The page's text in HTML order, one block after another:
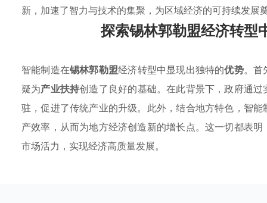
新，加速了智力与技术的集聚，为区域经济的可持续发展
探索锡林郭勒盟经济转型
智能制造在锡林郭勒盟经济转型中显现出独特的优势。首
疑为产业扶持创造了良好的基础。在此背景下，政府通过
驻，促进了传统产业的升级。此外，结合地方特色，智
产效率，从而为地方经济创造新的增长点。这一切都表
市场活力，实现经济高质量发展。